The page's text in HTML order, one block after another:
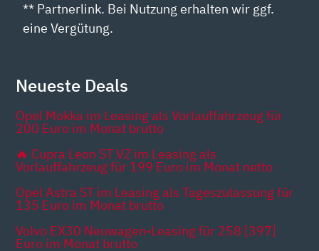
** Partnerlink. Bei Nutzung erhalten wir ggf.
eine Vergütung.
Neueste Deals
Opel Mokka im Leasing als Vorlauffahrzeug für
200 Euro im Monat brutto
🔥 Cupra Leon ST VZ im Leasing als
Vorlauffahrzeug für 199 Euro im Monat netto
Opel Astra ST im Leasing als Tageszulassung für
135 Euro im Monat brutto
Volvo EX30 Neuwagen-Leasing für 258 [397]
Euro im Monat brutto